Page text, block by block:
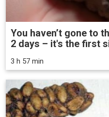
You haven’t gone to
2 days – it's the first
3 h 57 min